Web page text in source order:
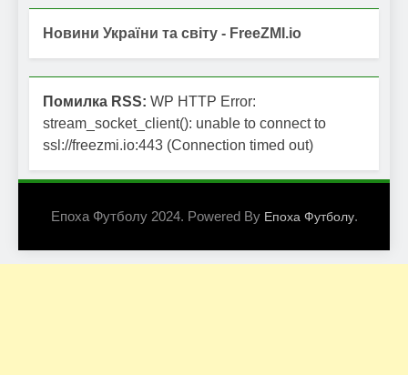
Новини України та світу - FreeZMI.io
Помилка RSS: WP HTTP Error:
stream_socket_client(): unable to connect to
ssl://freezmi.io:443 (Connection timed out)
Епоха Футболу 2024. Powered By Епоха Футболу.